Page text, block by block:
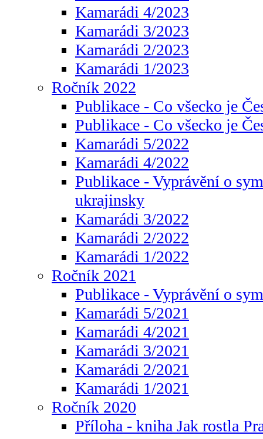
Kamarádi 4/2023
Kamarádi 3/2023
Kamarádi 2/2023
Kamarádi 1/2023
Ročník 2022
Publikace - Co všecko je
Publikace - Co všecko je
Kamarádi 5/2022
Kamarádi 4/2022
Publikace - Vyprávění o
ukrajinsky
Kamarádi 3/2022
Kamarádi 2/2022
Kamarádi 1/2022
Ročník 2021
Publikace - Vyprávění o
Kamarádi 5/2021
Kamarádi 4/2021
Kamarádi 3/2021
Kamarádi 2/2021
Kamarádi 1/2021
Ročník 2020
Příloha - kniha Jak rostla